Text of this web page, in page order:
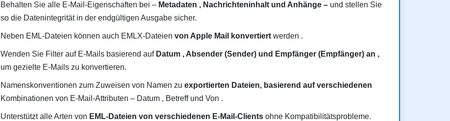
Behalten Sie alle E-Mail-Eigenschaften bei – Metadaten , Nachrichteninhalt und Anhänge – und stellen Sie
so die Datenintegrität in der endgültigen Ausgabe sicher.
Neben EML-Dateien können auch EMLX-Dateien von Apple Mail konvertiert werden .
Wenden Sie Filter auf E-Mails basierend auf Datum , Absender (Sender) und Empfänger (Empfänger) an ,
um gezielte E-Mails zu konvertieren.
Namenskonventionen zum Zuweisen von Namen zu exportierten Dateien, basierend auf verschiedenen
Kombinationen von E-Mail-Attributen – Datum , Betreff und Von .
Unterstützt alle Arten von EML-Dateien von verschiedenen E-Mail-Clients ohne Kompatibilitätsprobleme.